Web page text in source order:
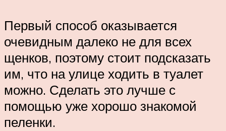
Первый способ оказывается
очевидным далеко не для всех
щенков, поэтому стоит подсказать
им, что на улице ходить в туалет
можно. Сделать это лучше с
помощью уже хорошо знакомой
пеленки.